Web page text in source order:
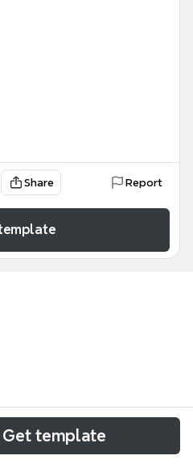
Share Report
Get template